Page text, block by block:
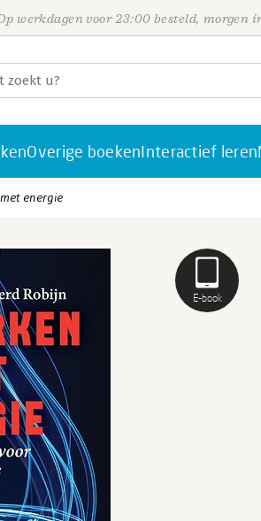
werkdagen voor 23:00 besteld, morgen
Overige boekenInteractief leren
energie
E-book